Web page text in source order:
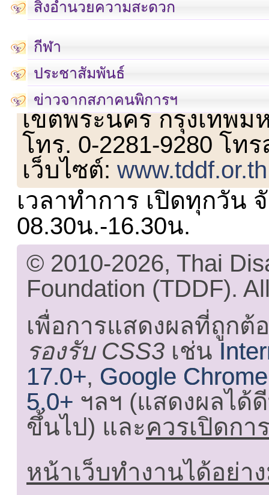
สิ่งอำนวยความสะดวก
กีฬา
ประชาสัมพันธ์
ข่าวจากสภาคนพิการฯ
เลขที่ 23 ชั้น 2 ถนนวิ
เขตพระนคร กรุงเทพม
โทร. 0-2281-9280 โท
เว็บไซต์:www.tddf.or.th
เวลาทำการ เปิดทุกวัน
08.30น.-16.30น.
© 2010-2026, Thai
Foundation (TDDF).
เพื่อการแสดงผลที่ถูกต้
รองรับ CSS3 เช่น
17.0+, Google
5.0+ ฯลฯ (แสดงผลได้
ขึ้นไป) และควรเปิดกา
หน้าเว็บทำงานได้อย่า